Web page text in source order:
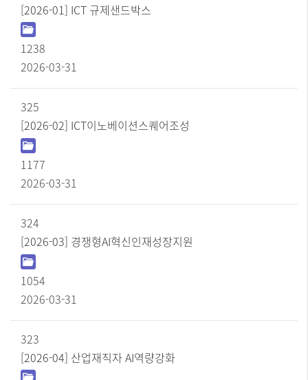
회
정
[2026-01] ICT 규제샌드박스
1238
2026-03-31
325
[2026-02] ICT이노베이션스퀘어조성
1177
2026-03-31
324
[2026-03] 경쟁형AI혁신인재성장지원
1054
2026-03-31
323
[2026-04] 산업재직자 AI역량강화